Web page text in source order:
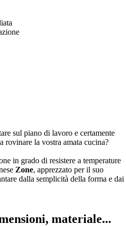
sul piano di lavoro e certamente
la vostra amata cucina?
in grado di resistere a temperature
Zone, apprezzato per il suo
dalla semplicità della forma e dai
materiale...